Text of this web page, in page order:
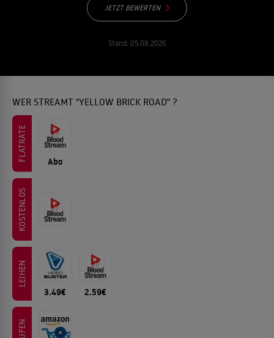
JETZT BEWERTEN
Stand: 05.08.2026
WER STREAMT "YELLOW BRICK ROAD" ?
FLATRATE Abo
KOSTENLOS
LEIHEN
3.49€ 2.59€